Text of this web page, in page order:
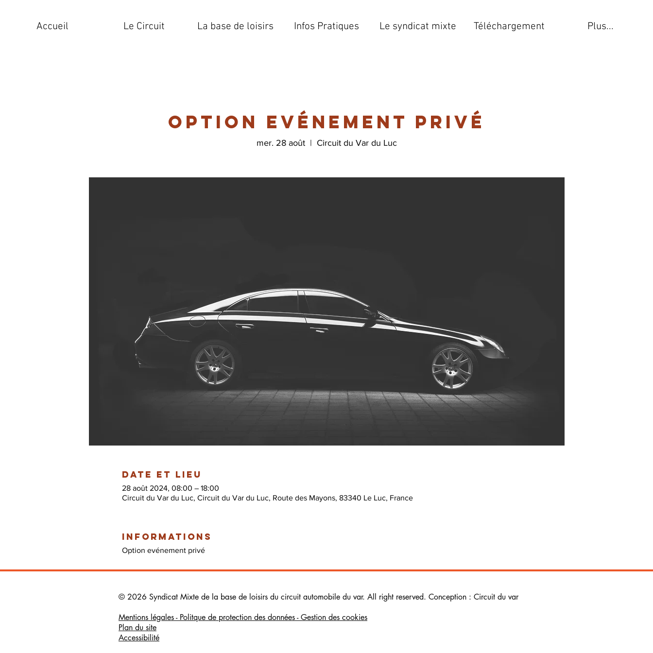
Accueil Le Circuit La base de loisirs Infos Pratiques Le syndicat mixte Téléchargement Plus...
Option evénement privé
mer. 28 août
  |
Circuit du Var du Luc
Date et lieu
28 août 2024, 08:00 – 18:00
Circuit du Var du Luc, Circuit du Var du Luc, Route des Mayons, 83340 Le Luc, France
Informations
Option evénement privé
© 2026 Syndicat Mixte de la base de loisirs du circuit automobile du var. All right reserved. Conception : Circuit du var
Mentions légales - Politque de protection des données - Gestion des cookies
Plan du site
Accessibilité